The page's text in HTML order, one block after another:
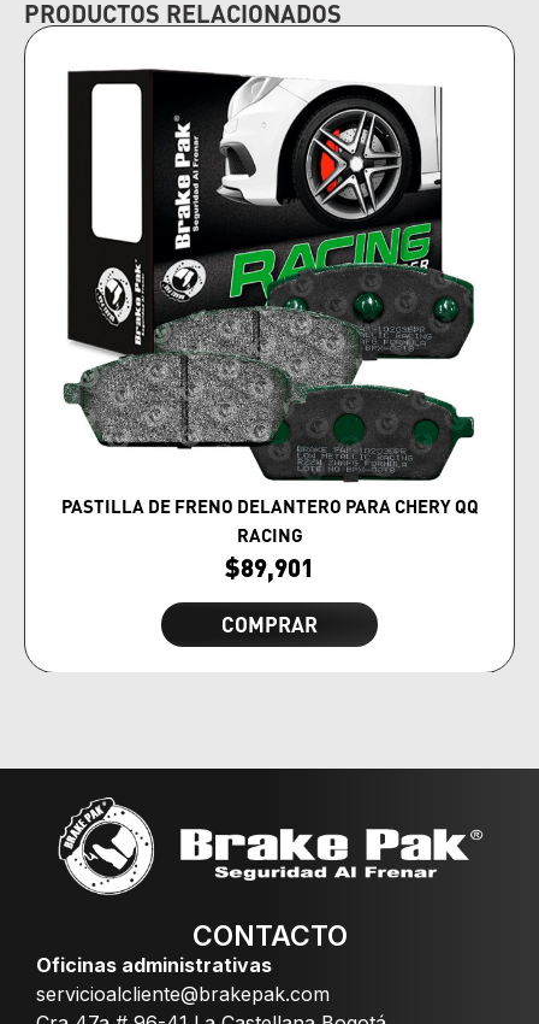
PRODUCTOS RELACIONADOS
PASTILLA DE FRENO DELANTERO PARA CHERY QQ
RACING
$89,901
COMPRAR
CONTACTO
Oficinas administrativas
servicioalcliente@brakepak.com